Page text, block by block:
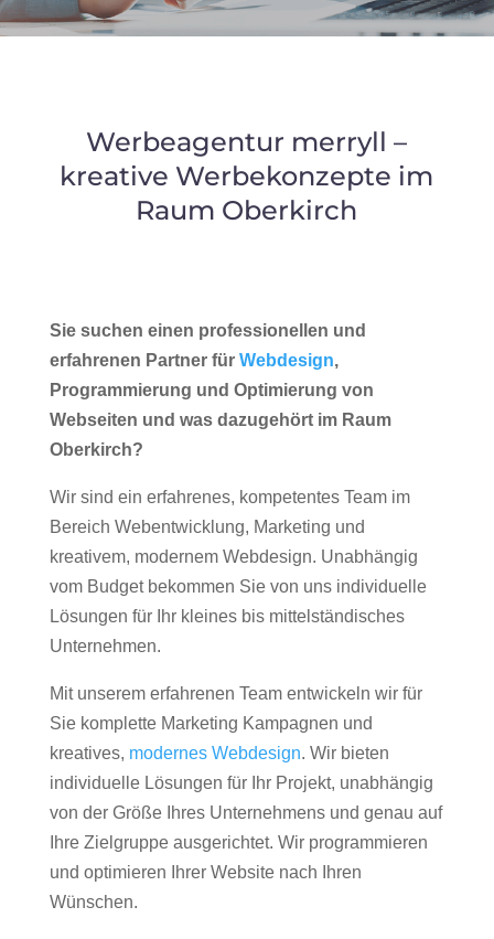
Werbeagentur merryll –
kreative Werbekonzepte im
Raum Oberkirch
Sie suchen einen professionellen und
erfahrenen Partner für Webdesign,
Programmierung und Optimierung von
Webseiten und was dazugehört im Raum
Oberkirch?
Wir sind ein erfahrenes, kompetentes Team im
Bereich Webentwicklung, Marketing und
kreativem, modernem Webdesign. Unabhängig
vom Budget bekommen Sie von uns individuelle
Lösungen für Ihr kleines bis mittelständisches
Unternehmen.
Mit unserem erfahrenen Team entwickeln wir für
Sie komplette Marketing Kampagnen und
kreatives, modernes Webdesign. Wir bieten
individuelle Lösungen für Ihr Projekt, unabhängig
von der Größe Ihres Unternehmens und genau auf
Ihre Zielgruppe ausgerichtet. Wir programmieren
und optimieren Ihrer Website nach Ihren
Wünschen.